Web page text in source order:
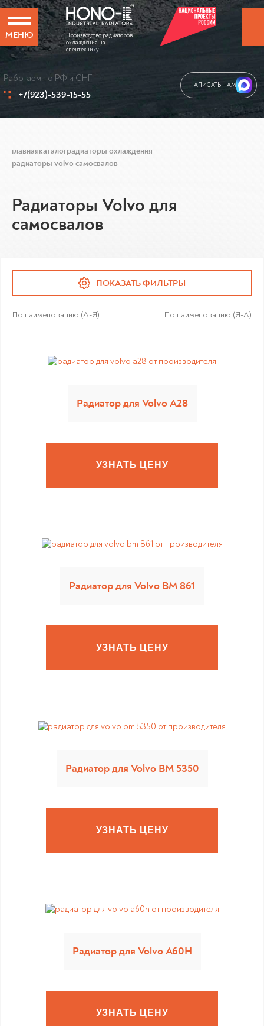
МЕНЮ
Производство радиаторов
охлаждения на
спецтехнику
НАПИСАТЬ НАМ
Работаем по РФ и СНГ
+7(923)-539-15-55
главнаякаталоградиаторы охлаждения
радиаторы volvo самосвалов
Радиаторы Volvo для
самосвалов
ПОКАЗАТЬ ФИЛЬТРЫ
По наименованию (А-Я) По наименованию (Я-А)
Радиатор для Volvo A28
УЗНАТЬ ЦЕНУ
Радиатор для Volvo BM 861
УЗНАТЬ ЦЕНУ
Радиатор для Volvo BM 5350
УЗНАТЬ ЦЕНУ
Радиатор для Volvo A60H
УЗНАТЬ ЦЕНУ